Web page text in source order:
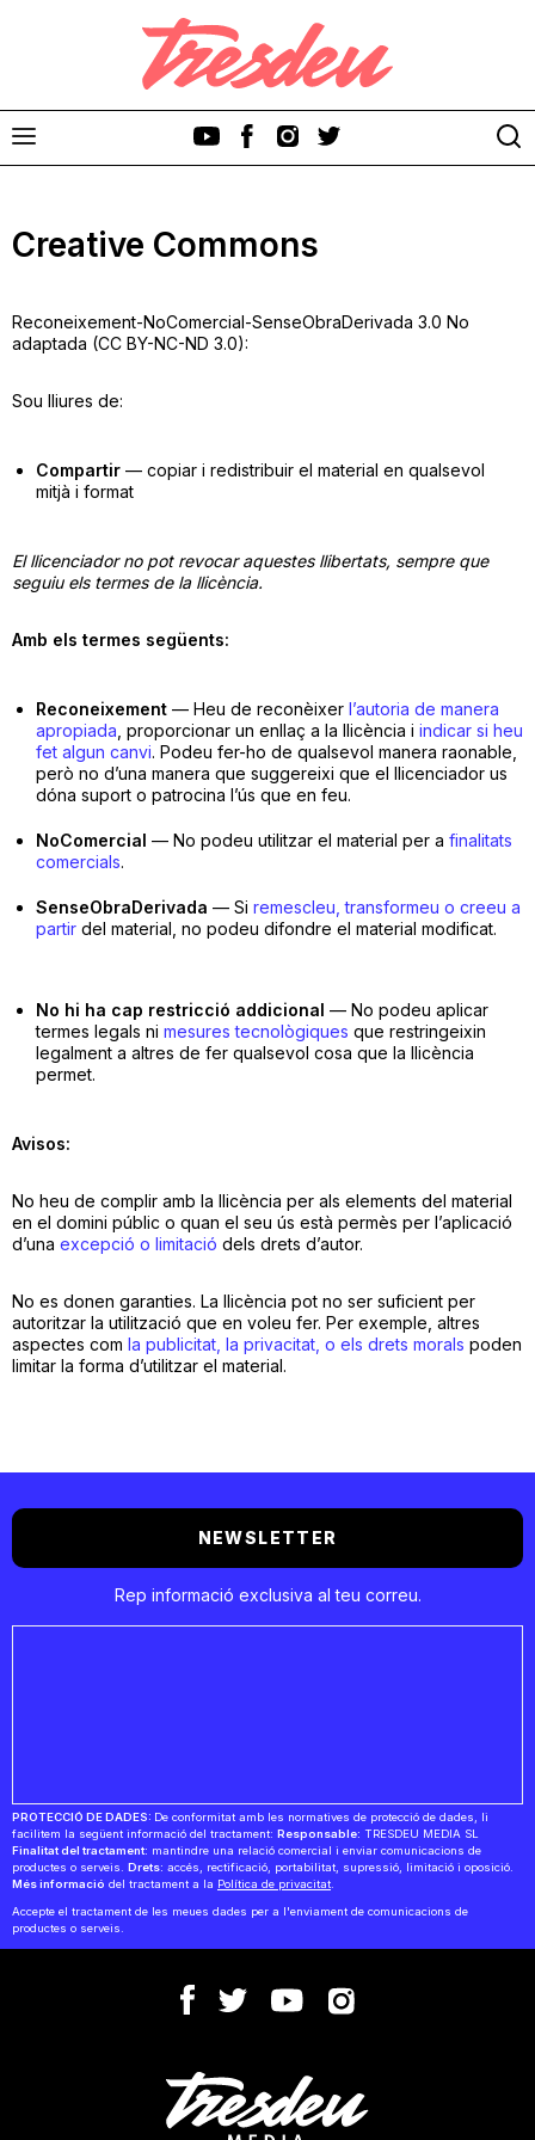
Discos
Teatre
Internet
Opinió
Llibres
Creative Commons
Reconeixement-NoComercial-SenseObraDerivada 3.0 No
adaptada (CC BY-NC-ND 3.0):
Sou lliures de:
Compartir — copiar i redistribuir el material en qualsevol
mitjà i format
El llicenciador no pot revocar aquestes llibertats, sempre que
seguiu els termes de la llicència.
Amb els termes següents:
Reconeixement — Heu de reconèixer l’autoria de manera
apropiada , proporcionar un enllaç a la llicència i indicar si heu
fet algun canvi. Podeu fer-ho de qualsevol manera raonable,
però no d’una manera que suggereixi que el llicenciador us
dóna suport o patrocina l’ús que en feu.
NoComercial — No podeu utilitzar el material per a finalitats
comercials.
SenseObraDerivada — Si remescleu, transformeu o creeu a
partir del material, no podeu difondre el material modificat.
No hi ha cap restricció addicional — No podeu aplicar
termes legals ni mesures tecnològiques que restringeixin
legalment a altres de fer qualsevol cosa que la llicència
permet.
Avisos:
No heu de complir amb la llicència per als elements del material
en el domini públic o quan el seu ús està permès per l’aplicació
d’una excepció o limitació dels drets d’autor.
No es donen garanties. La llicència pot no ser suficient per
autoritzar la utilització que en voleu fer. Per exemple, altres
aspectes com la publicitat, la privacitat, o els drets morals poden
limitar la forma d’utilitzar el material.
NEWSLETTER
Rep informació exclusiva al teu correu.
PROTECCIÓ DE DADES: De conformitat amb les normatives de protecció de dades, li
facilitem la següent informació del tractament: Responsable: TRESDEU MEDIA SL
Finalitat del tractament: mantindre una relació comercial i enviar comunicacions de
productes o serveis. Drets: accés, rectificació, portabilitat, supressió, limitació i oposició.
Més informació del tractament a la Política de privacitat
Accepte el tractament de les meues dades per a l'enviament de comunicacions de
productes o serveis.